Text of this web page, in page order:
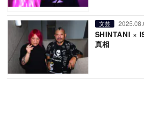
文芸
SHINTANI ×
真相